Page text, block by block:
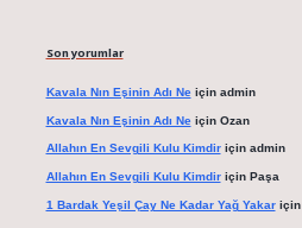
Son yorumlar
Kavala Nın Eşinin Adı Neiçin admin
Kavala Nın Eşinin Adı Neiçin Ozan
Allahın En Sevgili Kulu Kimdiriçin admin
Allahın En Sevgili Kulu Kimdiriçin Paşa
1 Bardak Yeşil Çay Ne Kadar Yağ Yakariçin